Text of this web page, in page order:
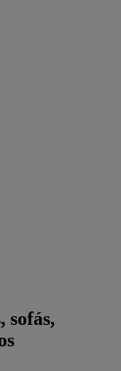
sofás,